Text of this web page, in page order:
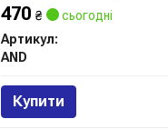
470₴
сьогодні
Артикул:
AND
Купити